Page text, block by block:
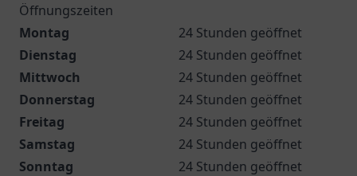
Öffnungszeiten
Montag
24 Stunden geöffnet
Dienstag
24 Stunden geöffnet
Mittwoch
24 Stunden geöffnet
Donnerstag
24 Stunden geöffnet
Freitag
24 Stunden geöffnet
Samstag
24 Stunden geöffnet
Sonntag
24 Stunden geöffnet